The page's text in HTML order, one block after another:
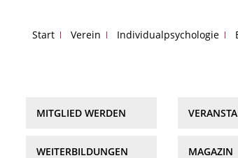
Start Verein Individualpsychologie
MITGLIED WERDEN
WEITERBILDUNGEN MAGAZIN